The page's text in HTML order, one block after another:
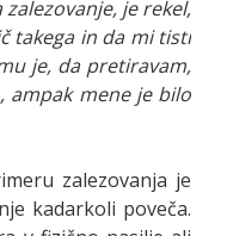
je rekel,
takega in da mi tisti
je, da pretiravam,
ampak mene je bilo
zalezovanja je
kadarkoli poveča.